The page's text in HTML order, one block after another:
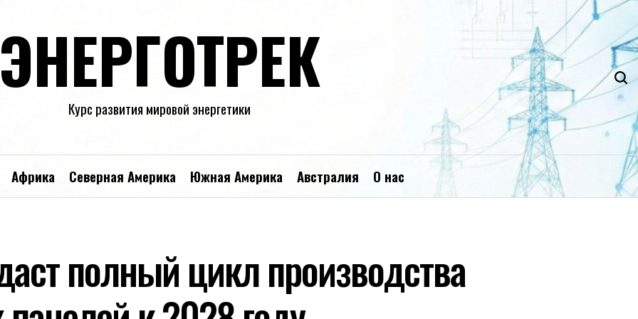
ЭНЕРГОТРЕК
Курс развития мировой энергетики
Африка Северная Америка Южная Америка Австралия О нас
полный цикл производства